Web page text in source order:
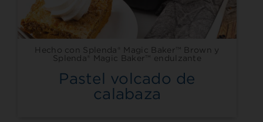
Hecho con Splenda® Magic Baker™ Brown y
Splenda® Magic Baker™ endulzante
Pastel volcado de
calabaza